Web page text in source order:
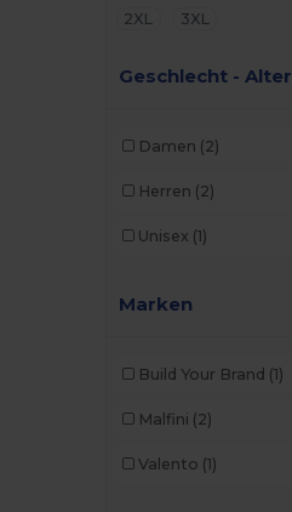
2XL
3XL
Geschlecht - Alter
Damen (2)
Herren (2)
Unisex (1)
Marken
Build Your Brand (1)
Malfini (2)
Valento (1)